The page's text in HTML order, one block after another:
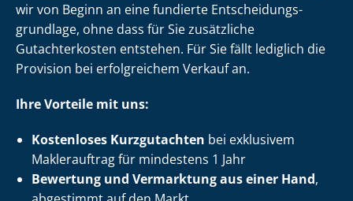
wir von Beginn an eine fundierte Ent­schei­dungs­
grund­la­ge, ohne dass für Sie zusätzliche
Gutachterkosten entstehen. Für Sie fällt lediglich die
Provision bei erfolgreichem Verkauf an.
Ihre Vorteile mit uns:
Kostenloses Kurzgutachten bei exklusivem
Maklerauftrag für mindestens 1 Jahr
Bewertung und Vermarktung aus einer Hand,